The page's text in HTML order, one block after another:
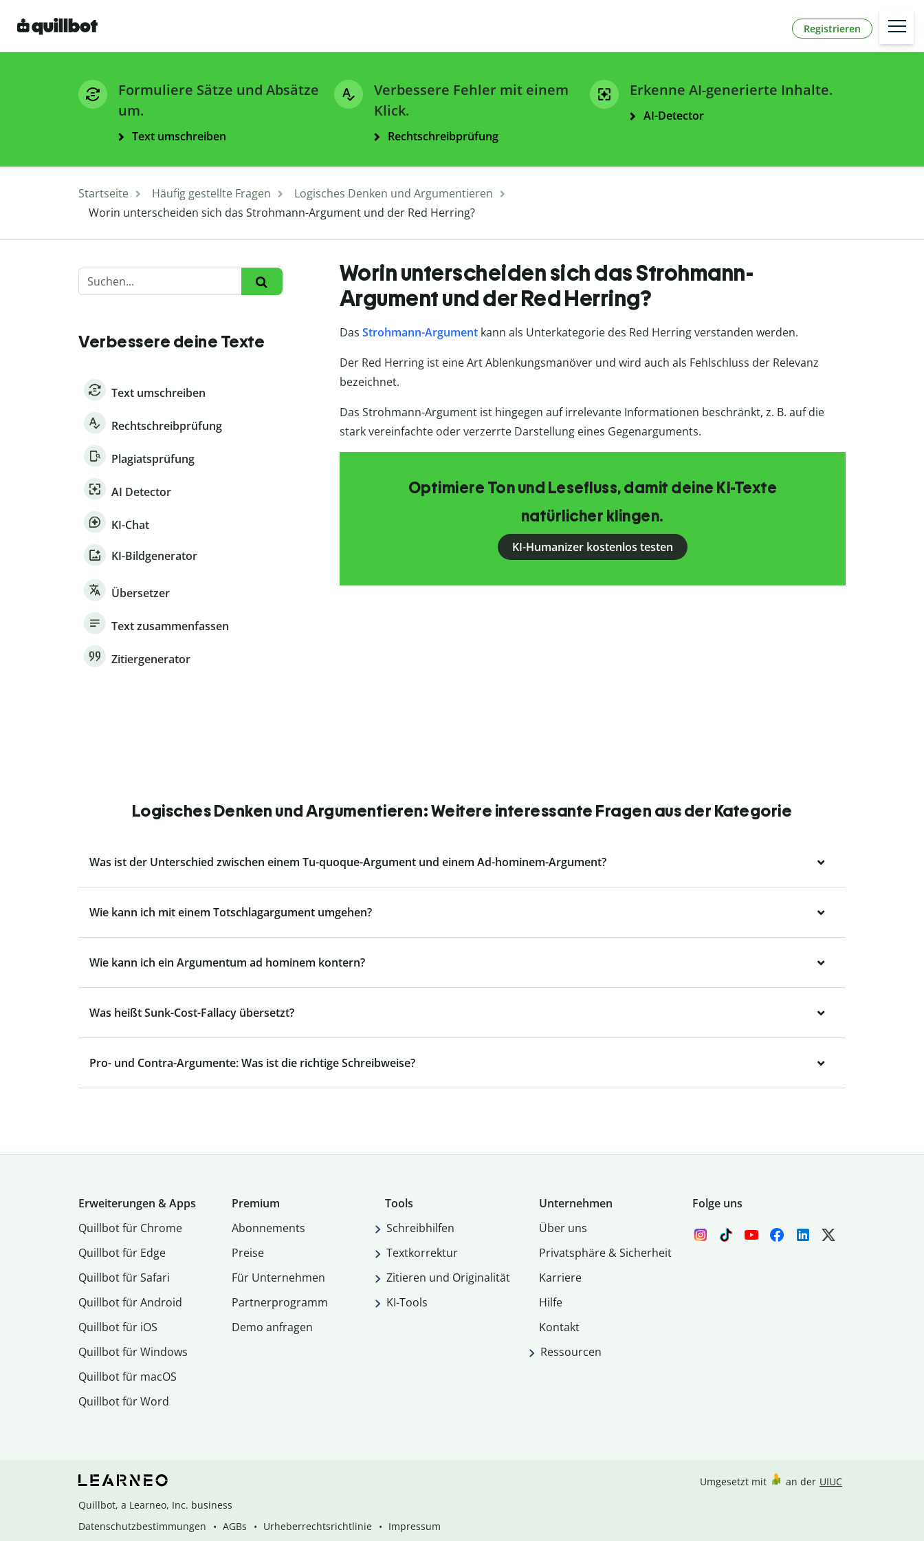
Registrieren
Formuliere Sätze und Absätze
um.
Text umschreiben
Verbessere Fehler mit einem
Klick.
Rechtschreibprüfung
Erkenne AI-generierte Inhalte.
AI-Detector
Startseite Häufig gestellte Fragen
Logisches Denken und Argumentieren
Worin unterscheiden sich das Strohmann-Argument und der Red Herring?
Verbessere deine Texte
Text umschreiben
Rechtschreibprüfung
Plagiatsprüfung
AI Detector
KI-Chat
KI-Bildgenerator
Übersetzer
Text zusammenfassen
Zitiergenerator
Worin unterscheiden sich das Strohmann-
Argument und der Red Herring?
Das Strohmann-Argumentkann als Unterkategorie des Red Herring verstanden werden.
Der Red Herring ist eine Art Ablenkungsmanöver und wird auch als Fehlschluss der Relevanz
bezeichnet.
Das Strohmann-Argument ist hingegen auf irrelevante Informationen beschränkt, z. B. auf die
stark vereinfachte oder verzerrte Darstellung eines Gegenarguments.
Optimiere Ton und Lesefluss, damit deine KI-Texte
natürlicher klingen.
KI-Humanizer kostenlos testen
Logisches Denken und Argumentieren: Weitere interessante Fragen aus der Kategorie
Was ist der Unterschied zwischen einem Tu-quoque-Argument und einem Ad-hominem-Argument?
Wie kann ich mit einem Totschlagargument umgehen?
Wie kann ich ein Argumentum ad hominem kontern?
Was heißt Sunk-Cost-Fallacy übersetzt?
Pro- und Contra-Argumente: Was ist die richtige Schreibweise?
Erweiterungen & Apps
Quillbot für Chrome
Quillbot für Edge
Quillbot für Safari
Quillbot für Android
Quillbot für iOS
Quillbot für Windows
Quillbot für macOS
Quillbot für Word
Premium
Abon­ne­ments
Preise
Für Unternehmen
Partnerprogramm
Demo anfragen
Tools
Schreibhilfen
Textkorrektur
Zitieren und Originalität
KI-Tools
Unternehmen
Über uns
Privatsphäre & Sicherheit
Karriere
Hilfe
Kontakt
Ressourcen
Folge uns
Quillbot, a Learneo, Inc. business
Datenschutzbestimmungen
AGBs Urheberrechtsrichtlinie Impressum
Umgesetzt mit an der UIUC